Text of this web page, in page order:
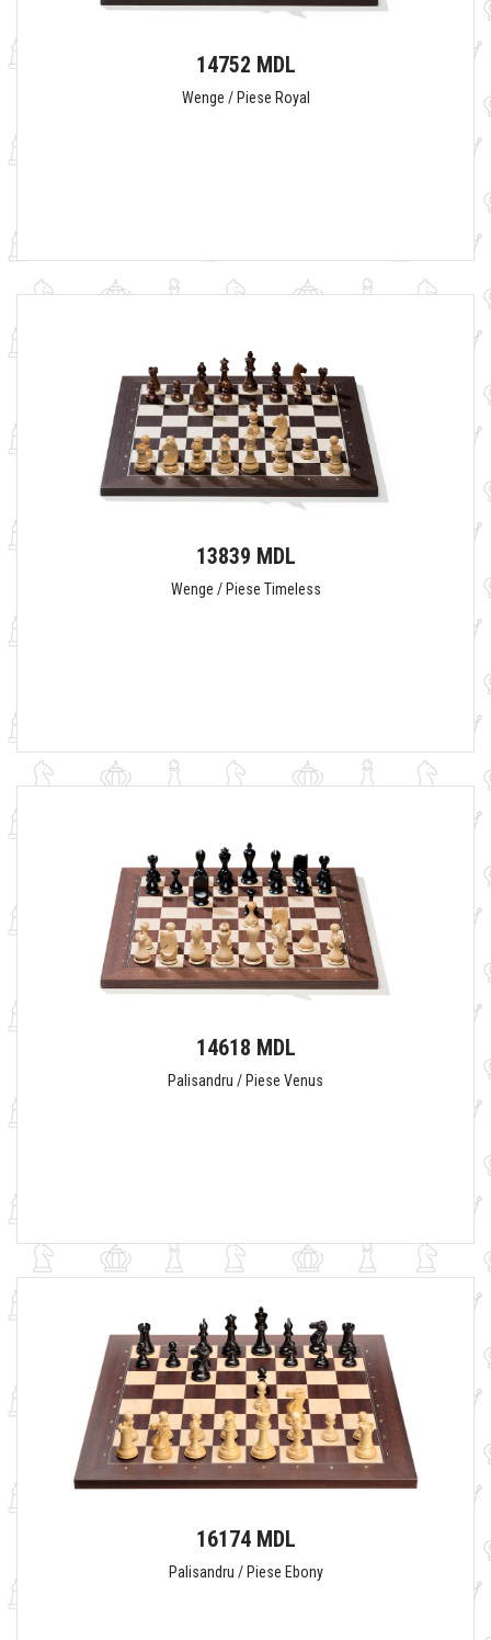
14752 MDL
Wenge / Piese Royal
13839 MDL
Wenge / Piese Timeless
14618 MDL
Palisandru / Piese Venus
16174 MDL
Palisandru / Piese Ebony